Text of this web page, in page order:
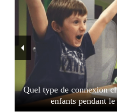
Quel type de connexion
enfants pendant